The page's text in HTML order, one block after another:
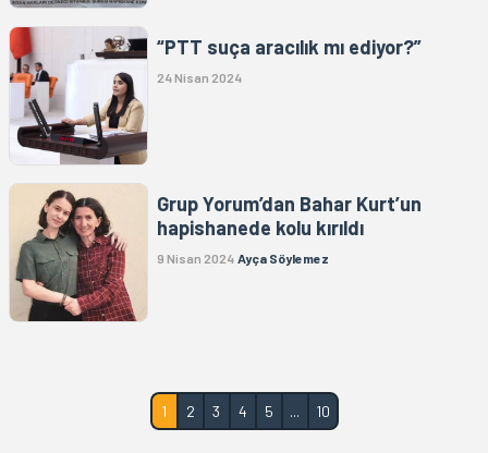
“PTT suça aracılık mı ediyor?”
24 Nisan 2024
Grup Yorum’dan Bahar Kurt’un
hapishanede kolu kırıldı
9 Nisan 2024 Ayça Söylemez
1 2 3 4 5 ... 10